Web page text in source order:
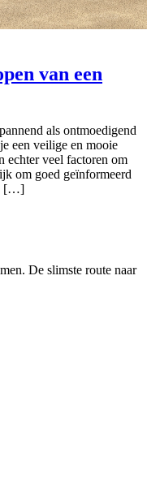
van een
als ontmoedigend
een veilige en mooie
echter veel factoren om
om goed geïnformeerd
[…]
De slimste route naar